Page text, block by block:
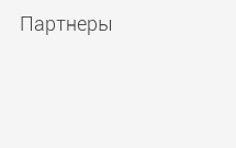
Партнеры